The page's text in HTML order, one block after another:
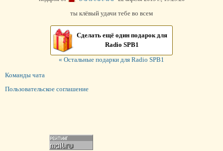
ты клёвый удачи тебе во всем
Сделать ещё один подарок для
Radio SPB1
« Остальные подарки для Radio SPB1
Команды чата
Пользовательское соглашение